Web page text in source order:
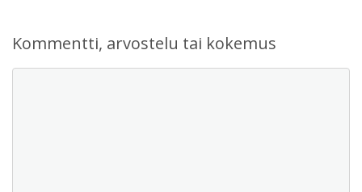
Kommentti, arvostelu tai kokemus